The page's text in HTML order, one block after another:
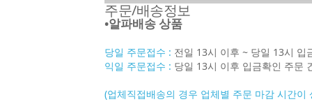
주문/배송정보
•알파배송 상품
당일 주문접수 : 전일 13시 이후 ~ 당일 13시 입
익일 주문접수 : 당일 13시 이후 입금확인 주문
(업체직접배송의 경우 업체별 주문 마감 시간이